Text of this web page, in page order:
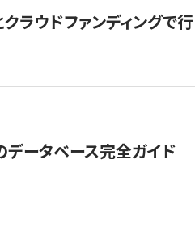
クラウドファンディングで
ータベース完全ガイド